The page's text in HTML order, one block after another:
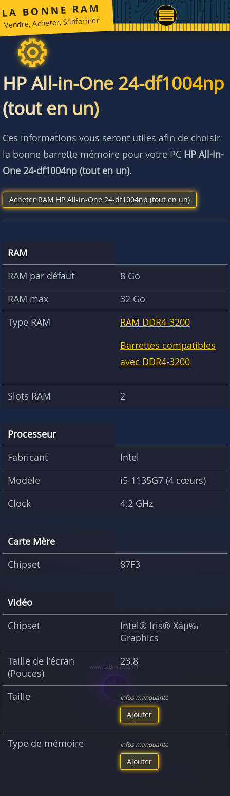
LA BONNE RAM
Vendre, Acheter, S'informer
HP All-in-One 24-df1004np
(tout en un)
Ces informations vous seront utiles afin de choisir
la bonne barrette mémoire pour votre PC HP All-in-
One 24-df1004np (tout en un).
Acheter RAM HP All-in-One 24-df1004np (tout en un)
RAM
RAM par défaut
8 Go
RAM max
32 Go
Type RAM
RAM DDR4-3200
Barrettes compatibles
avec DDR4-3200
Slots RAM 2
Processeur
Fabricant
Intel
Modèle
i5-1135G7 (4 cœurs)
Clock
4.2 GHz
Carte Mère
Chipset
87F3
Vidéo
Chipset
Intel® Iris® Xáµ‰
Graphics
Taille de l'écran
(Pouces)
23.8
Taille Infos manquante
Ajouter
Type de mémoire Infos manquante
Ajouter